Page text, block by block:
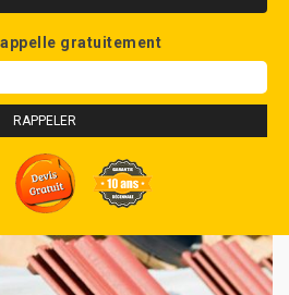
gratuitement